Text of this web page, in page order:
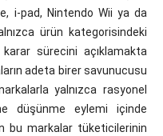
i-pad, Nintendo Wii ya da
ürün kategorisindeki
sürecini açıklamakta
adeta birer savunucusu
yalnızca rasyonel
düşünme eylemi içinde
bu markalar tüketicilerinin